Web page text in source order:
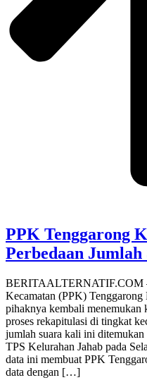
PPK Tenggarong
Perbedaan Jumlah
BERITAALTERNATIF.COM
Kecamatan (PPK)
pihaknya kembali menemukan
proses rekapitulasi di tingkat
jumlah suara kali ini ditemukan
TPS Kelurahan Jahab pada
data ini membuat PPK
data dengan […]